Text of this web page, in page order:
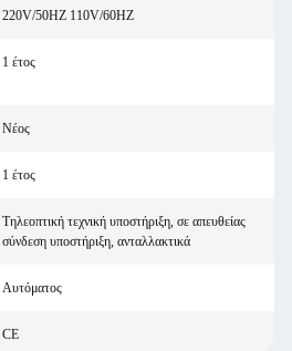
220V/50HZ 110V/60HZ
1 έτος
Νέος
1 έτος
Τηλεοπτική τεχνική υποστήριξη, σε απευθείας
σύνδεση υποστήριξη, ανταλλακτικά
Αυτόματος
CE